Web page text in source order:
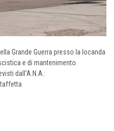
Grande Guerra presso la locanda
e di mantenimento.
dall'A.N.A.: